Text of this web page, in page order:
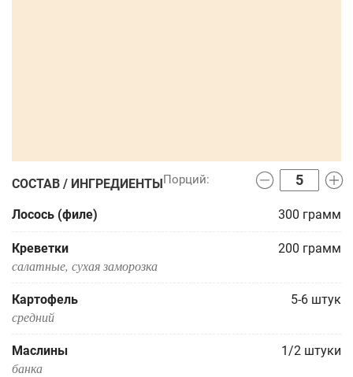
СОСТАВ / ИНГРЕДИЕНТЫ
Лосось (филе) 300 грамм
Креветки 200 грамм
салатные, сухая заморозка
Картофель 5-6 штук
средний
Маслины 1/2 штуки
банка